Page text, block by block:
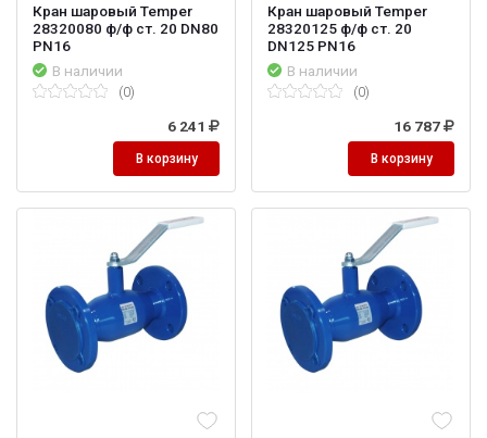
Кран шаровый Temper
28320080 ф/ф ст. 20 DN80
PN16
В наличии
(0)
6 241
В корзину
Кран шаровый Temper
28320125 ф/ф ст. 20
DN125 PN16
В наличии
(0)
16 787
В корзину